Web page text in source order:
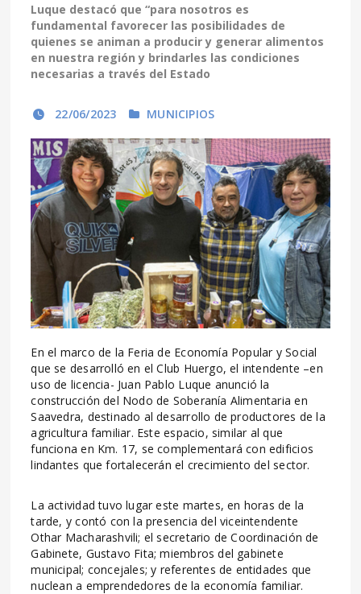
Luque destacó que “para nosotros es
fundamental favorecer las posibilidades de
quienes se animan a producir y generar alimentos
en nuestra región y brindarles las condiciones
necesarias a través del Estado
22/06/2023 MUNICIPIOS
En el marco de la Feria de Economía Popular y Social
que se desarrolló en el Club Huergo, el intendente –en
uso de licencia- Juan Pablo Luque anunció la
construcción del Nodo de Soberanía Alimentaria en
Saavedra, destinado al desarrollo de productores de la
agricultura familiar. Este espacio, similar al que
funciona en Km. 17, se complementará con edificios
lindantes que fortalecerán el crecimiento del sector.
La actividad tuvo lugar este martes, en horas de la
tarde, y contó con la presencia del viceintendente
Othar Macharashvili; el secretario de Coordinación de
Gabinete, Gustavo Fita; miembros del gabinete
municipal; concejales; y referentes de entidades que
nuclean a emprendedores de la economía familiar.